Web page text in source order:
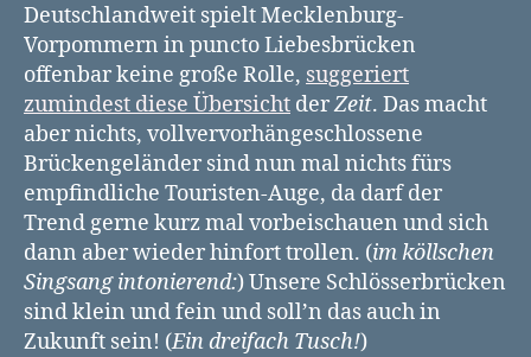
Deutschlandweit spielt Mecklenburg-
Vorpommern in puncto Liebesbrücken
offenbar keine große Rolle, suggeriert
zumindest diese Übersicht derZeit. Das macht
aber nichts, vollvervorhängeschlossene
Brückengeländer sind nun mal nichts fürs
empfindliche Touristen-Auge, da darf der
Trend gerne kurz mal vorbeischauen und sich
dann aber wieder hinfort trollen. (im köllschen
Singsang intonierend:) Unsere Schlösserbrücken
sind klein und fein und soll’n das auch in
Zukunft sein! (Ein dreifach Tusch!)